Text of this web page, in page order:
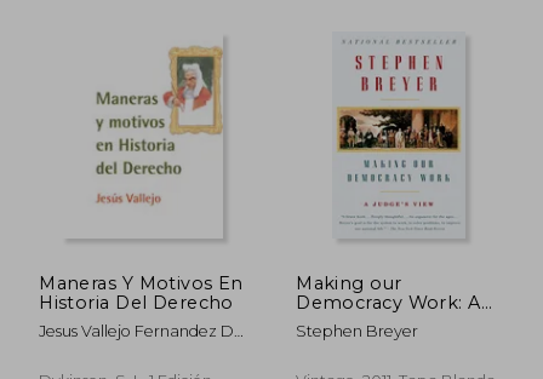
45%
dcto.
$ 273.77
$ 150.58
45%
dcto. $
Maneras Y Motivos En
Historia Del Derecho
Jesus Vallejo Fernandez De
Making our
Democracy Work: A
Judge's View (en
Inglés)
Stephen Breyer